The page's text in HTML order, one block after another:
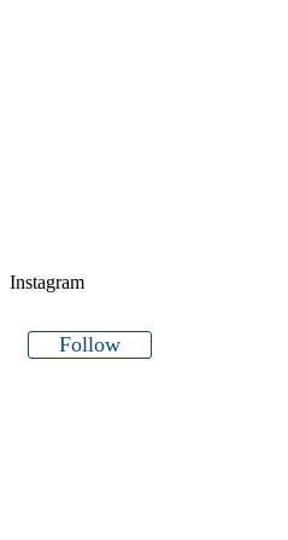
Instagram
Follow